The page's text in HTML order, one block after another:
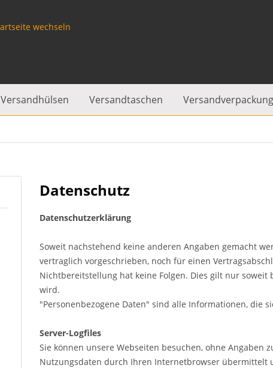
Versandhülsen Versandtaschen Versandverpackung
Datenschutz
Datenschutzerklärung
Soweit nachstehend keine anderen Angaben gemacht
vertraglich vorgeschrieben, noch für einen
Nichtbereitstellung hat keine Folgen. Dies gilt nur
wird.
"Personenbezogene Daten" sind alle Informationen, die
Server-Logfiles
Sie können unsere Webseiten besuchen, ohne Angaben
Nutzungsdaten durch Ihren Internetbrowser übermittelt